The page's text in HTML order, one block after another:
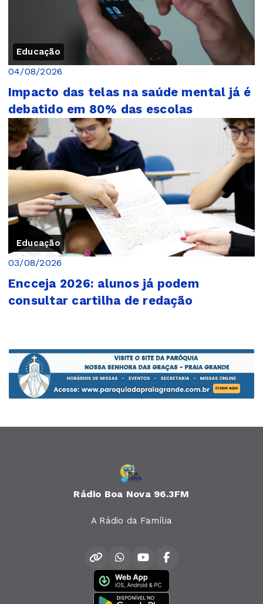
Educação
04/08/2026
Impacto das telas na saúde mental já é
debatido em 80% das escolas
Educação
03/08/2026
Encceja 2026: alunos já podem
consultar cartilha de redação
Rádio Boa Nova 96.3FM
A Rádio da Família